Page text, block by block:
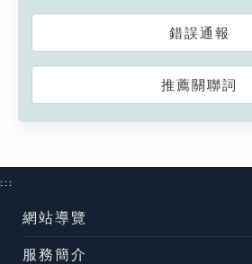
錯誤通報
推薦關聯詞
:::
網站導覽
服務簡介